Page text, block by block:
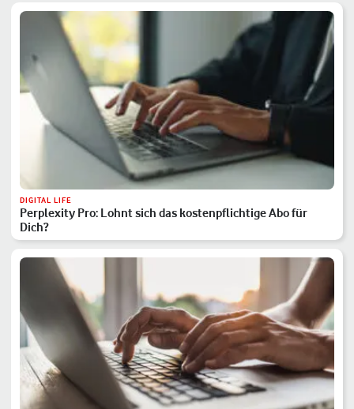
DIGITAL LIFE
Perplexity Pro: Lohnt sich das kostenpflichtige Abo für
Dich?